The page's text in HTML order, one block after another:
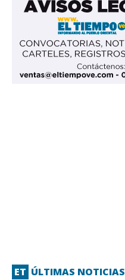
ET ÚLTIMAS NOTICIAS